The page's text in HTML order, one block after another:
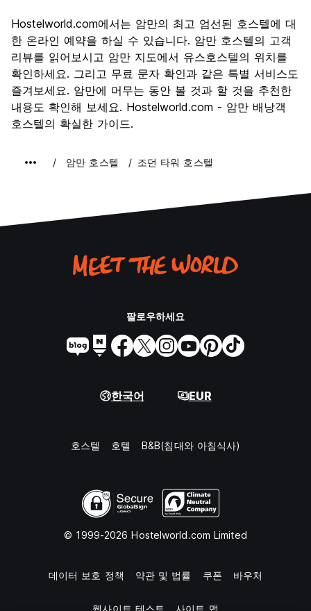
문화
8.0
나이트 라이프
5.6
가격 대비 만족도
7.2
Hostelworld.com에서는 암만의 최고 엄선된 호스텔에 대
한 온라인 예약을 하실 수 있습니다. 암만 호스텔의 고객
리뷰를 읽어보시고 암만 지도에서 유스호스텔의 위치를
확인하세요. 그리고 무료 문자 확인과 같은 특별 서비스도
즐겨보세요. 암만에 머무는 동안 볼 것과 할 것을 추천한
내용도 확인해 보세요. Hostelworld.com - 암만 배낭객
호스텔의 확실한 가이드.
암만 호스텔 조던 타워 호스텔
팔로우하세요
한국어 EUR
호스텔 호텔 B&B(침대와 아침식사)
© 1999-2026 Hostelworld.com Limited
데이터 보호 정책 약관 및 법률 쿠폰 바우처
웹사이트 테스트 사이트 맵